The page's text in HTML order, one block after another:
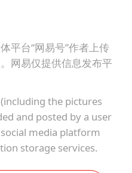
平台“网易号”作者上传
网易仅提供信息发布平
the pictures
and posted by a user
media platform
storage services.